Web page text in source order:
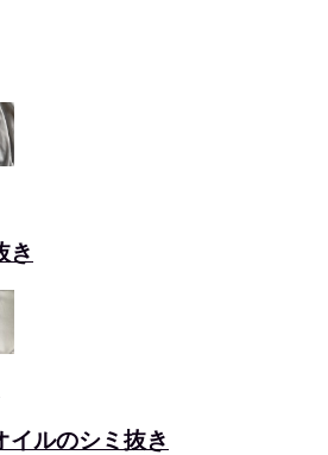
き
イルのシミ抜き